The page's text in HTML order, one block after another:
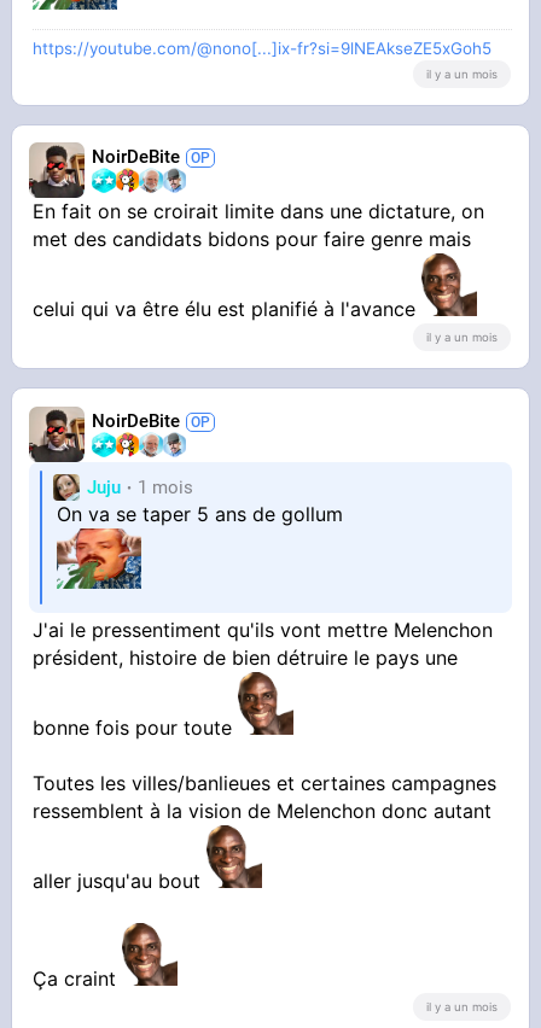
https://youtube.com/@nono[...]ix-fr?si=9lNEAkseZE5xGoh5
il y a un mois
NoirDeBite
En fait on se croirait limite dans une dictature, on
met des candidats bidons pour faire genre mais
celui qui va être élu est planifié à l'avance
il y a un mois
NoirDeBite
Juju 1 mois
On va se taper 5 ans de gollum
J'ai le pressentiment qu'ils vont mettre Melenchon
président, histoire de bien détruire le pays une
bonne fois pour toute
Toutes les villes/banlieues et certaines campagnes
ressemblent à la vision de Melenchon donc autant
aller jusqu'au bout
Ça craint
il y a un mois